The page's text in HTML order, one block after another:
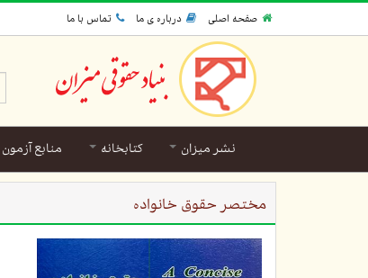
صفحه اصلی درباره ی ما تماس با ما
نشر میزان کتابخانه منابع آزمون
مختصر حقوق خانواده